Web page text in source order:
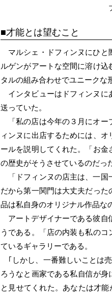
才能とは望むこと
マルシェ・ドフィンヌにひ
ルゲンがアートな空間に溶け
タルの組み合わせでユニークな
インタビューはドフィンヌ
送っていた。
「私の店は今年の３月にオ
ィンヌに出店するためには、
ールを説明してくれた。「お
の歴史がそうさせているのだっ
「ドフィンヌの店主は、一
だから第一関門は大丈夫だっ
品は私自身のオリジナル作品な
アートデザイナーである彼
うである。「店の内装も私の
ているギャラリーである。
｢しかし、一番難しいことは
ろうなと画家である私自信が身
と見せてくれた。あなたは才